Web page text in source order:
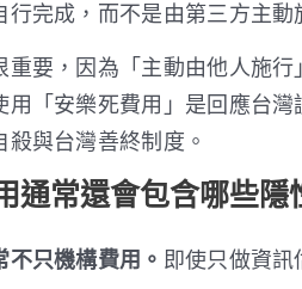
行完成，而不是由第三方主動
重要，因為「主動由他人施
用「安樂死費用」是回應台
殺與台灣善終制度。
通常還會包含哪些隱
不只機構費用。 即使只做資